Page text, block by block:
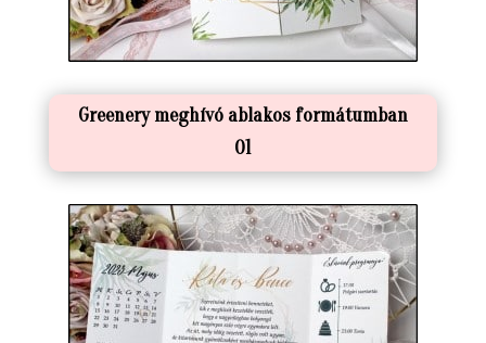
Greenery meghívó ablakos formátumban
01